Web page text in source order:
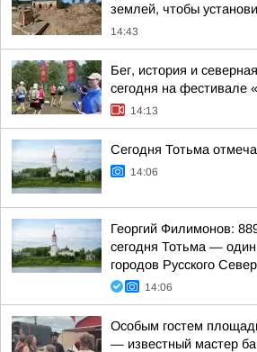
землей, чтобы
14:43
Бег, история и
сегодня на фестивале
14:13
Сегодня Тотьма
14:06
Георгий Филимонов:
сегодня Тотьма —
городов Русского
14:06
Особым гостем
— известный мастер